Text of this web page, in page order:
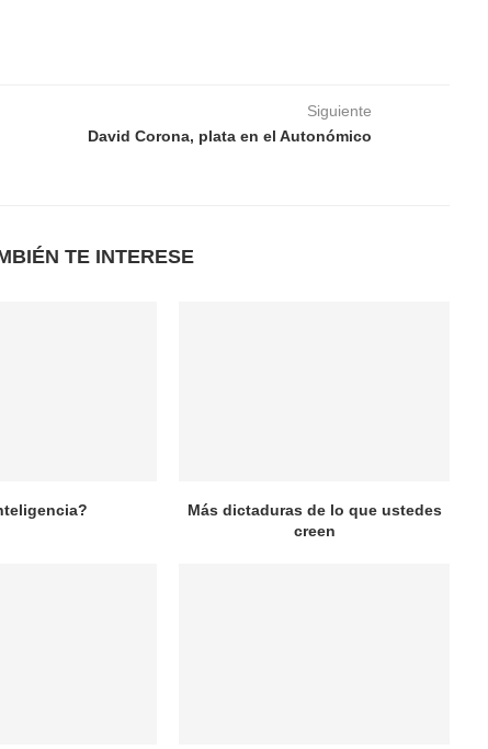
Siguiente
David Corona, plata en el Autonómico
TE INTERESE
Más dictaduras de lo que ustedes
creen